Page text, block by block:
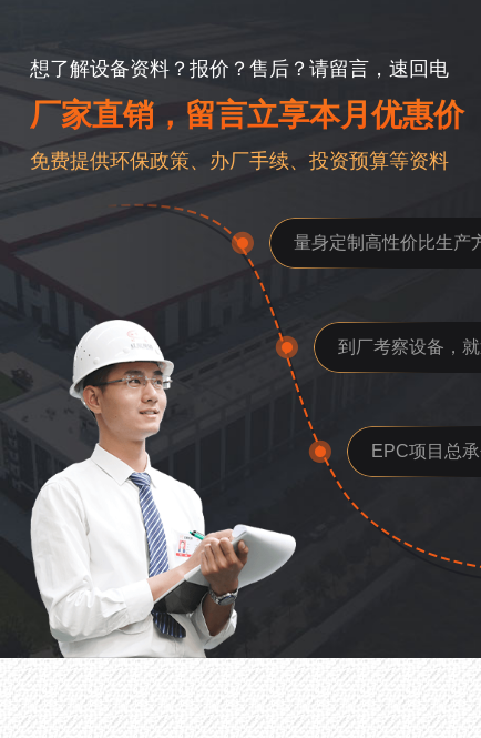
想了解设备资料？报价？售后？请留言，速回电
厂家直销，留言立享本月优惠价
免费提供环保政策、办厂手续、投资预算等资料
量身定制高性价比生产
到厂考察设备，
EPC项目总